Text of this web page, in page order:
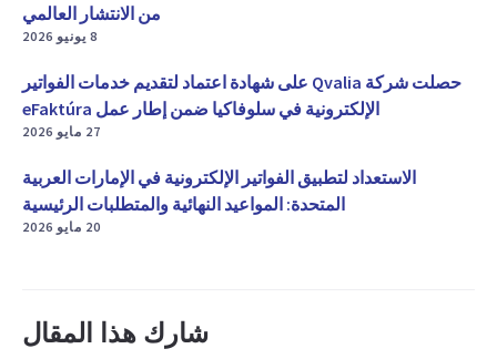
من الانتشار العالمي
8 يونيو 2026
حصلت شركة Qvalia على شهادة اعتماد لتقديم خدمات الفواتير
الإلكترونية في سلوفاكيا ضمن إطار عمل eFaktúra
27 مايو 2026
الاستعداد لتطبيق الفواتير الإلكترونية في الإمارات العربية
المتحدة: المواعيد النهائية والمتطلبات الرئيسية
20 مايو 2026
شارك هذا المقال